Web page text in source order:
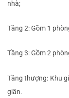
nhà;
Tầng 2: Gồm 1
Tầng 3: Gồm 2
Tầng thượng: Khu
giãn.